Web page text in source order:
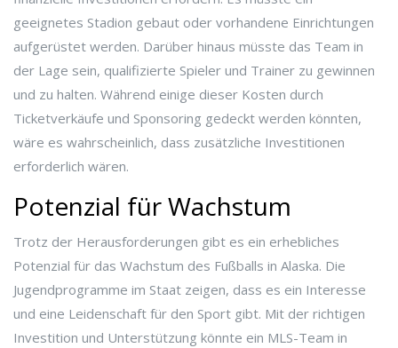
geeignetes Stadion gebaut oder vorhandene Einrichtungen
aufgerüstet werden. Darüber hinaus müsste das Team in
der Lage sein, qualifizierte Spieler und Trainer zu gewinnen
und zu halten. Während einige dieser Kosten durch
Ticketverkäufe und Sponsoring gedeckt werden könnten,
wäre es wahrscheinlich, dass zusätzliche Investitionen
erforderlich wären.
Potenzial für Wachstum
Trotz der Herausforderungen gibt es ein erhebliches
Potenzial für das Wachstum des Fußballs in Alaska. Die
Jugendprogramme im Staat zeigen, dass es ein Interesse
und eine Leidenschaft für den Sport gibt. Mit der richtigen
Investition und Unterstützung könnte ein MLS-Team in